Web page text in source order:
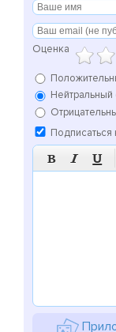
Оценка
Нейтральный
Подписаться
  